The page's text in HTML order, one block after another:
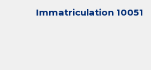
Immatriculation 10051